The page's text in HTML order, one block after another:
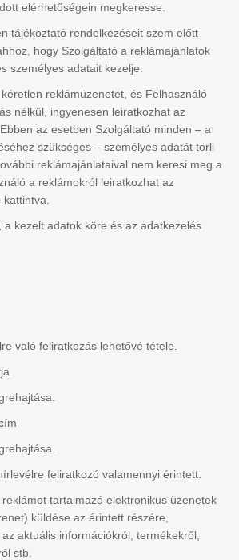
elérhetőségein megkeresse.
tájékoztató rendelkezéseit szem előtt
hogy Szolgáltató a reklámajánlatok
személyes adatait kezelje.
reklámüzenetet, és Felhasználó
nélkül, ingyenesen leiratkozhat az
az esetben Szolgáltató minden – a
szükséges – személyes adatát törli
reklámajánlataival nem keresi meg a
a reklámokról leiratkozhat az
a kezelt adatok köre és az adatkezelés
való feliratkozás lehetővé tétele.
feliratkozó valamennyi érintett.
tartalmazó elektronikus üzenetek
küldése az érintett részére,
aktuális információkról, termékekről,
stb.